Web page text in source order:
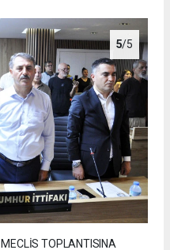
5/5
TOPLANTISINA